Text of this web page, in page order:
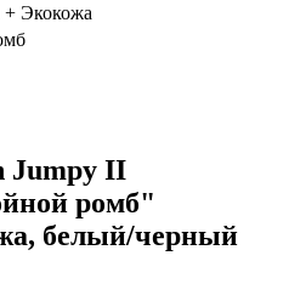
+ Экокожа
Jumpy II
ромб"
белый/черный